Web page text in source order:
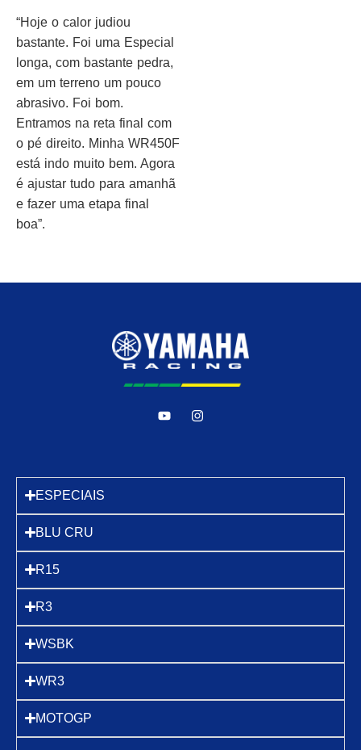
“Hoje o calor judiou
bastante. Foi uma Especial
longa, com bastante pedra,
em um terreno um pouco
abrasivo. Foi bom.
Entramos na reta final com
o pé direito. Minha WR450F
está indo muito bem. Agora
é ajustar tudo para amanhã
e fazer uma etapa final
boa”.
ESPECIAIS
BLU CRU
R15
R3
WSBK
WR3
MOTOGP